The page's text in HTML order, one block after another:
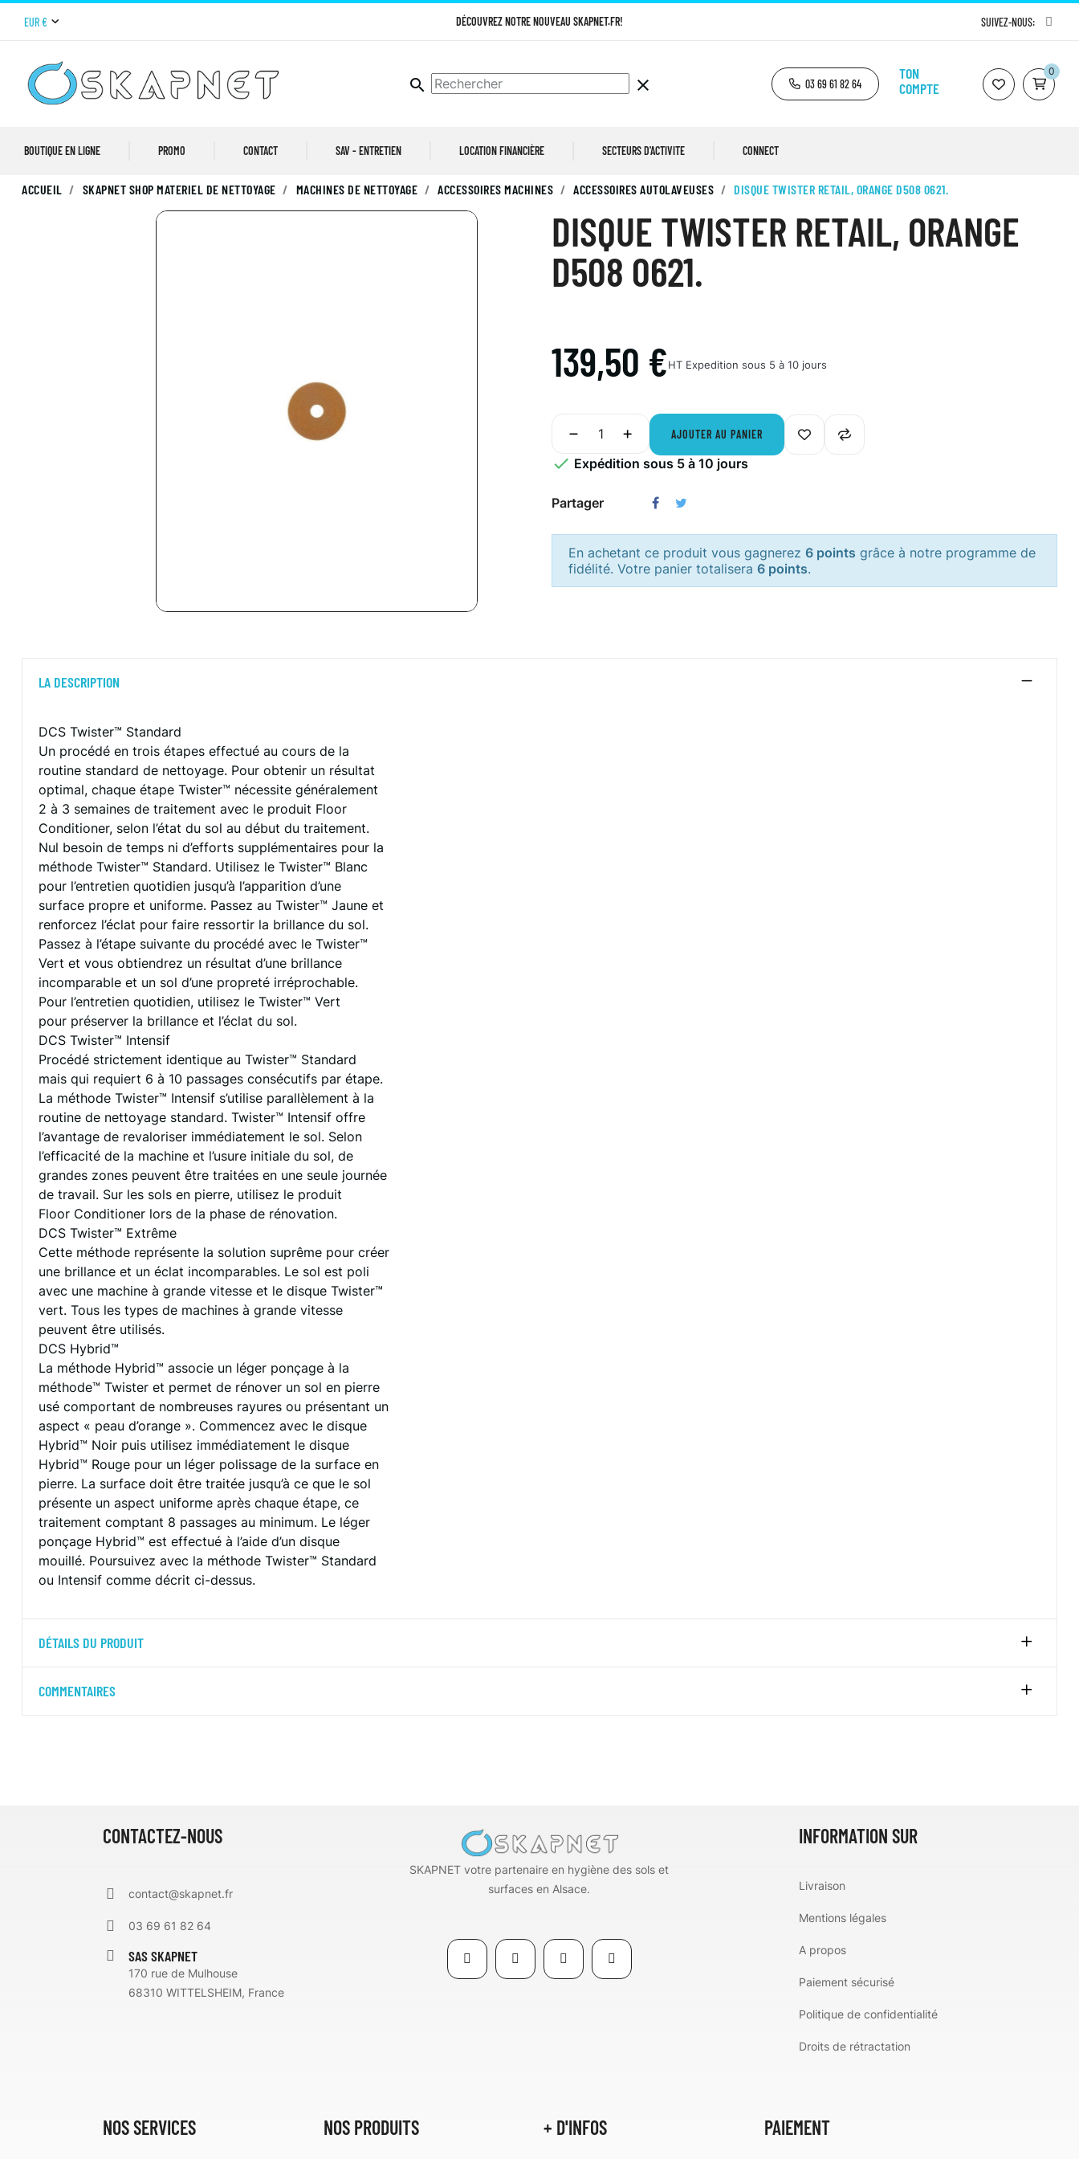
EUR € DÉCOUVREZ NOTRE NOUVEAU SKAPNET.FR! SUIVEZ-NOUS:
search clear 03 69 61 82 64
TON
COMPTE
0
BOUTIQUE EN LIGNE PROMO CONTACT SAV - ENTRETIEN LOCATION FINANCIÈRE SECTEURS D'ACTIVITE CONNECT
ACCUEIL SKAPNET SHOP MATERIEL DE NETTOYAGE MACHINES DE NETTOYAGE ACCESSOIRES MACHINES ACCESSOIRES AUTOLAVEUSES DISQUE TWISTER RETAIL, ORANGE D508 0621.
DISQUE TWISTER RETAIL, ORANGE
D508 0621.
139,50 €HT Expedition sous 5 à 10 jours
AJOUTER AU PANIER
 Expédition sous 5 à 10 jours
Partager
En achetant ce produit vous gagnerez 6 points grâce à notre programme de
fidélité. Votre panier totalisera 6 points.
LA DESCRIPTION
DCS Twister™ Standard
Un procédé en trois étapes effectué au cours de la
routine standard de nettoyage. Pour obtenir un résultat
optimal, chaque étape Twister™ nécessite généralement
2 à 3 semaines de traitement avec le produit Floor
Conditioner, selon l’état du sol au début du traitement.
Nul besoin de temps ni d’efforts supplémentaires pour la
méthode Twister™ Standard. Utilisez le Twister™ Blanc
pour l’entretien quotidien jusqu’à l’apparition d’une
surface propre et uniforme. Passez au Twister™ Jaune et
renforcez l’éclat pour faire ressortir la brillance du sol.
Passez à l’étape suivante du procédé avec le Twister™
Vert et vous obtiendrez un résultat d’une brillance
incomparable et un sol d’une propreté irréprochable.
Pour l’entretien quotidien, utilisez le Twister™ Vert
pour préserver la brillance et l’éclat du sol.
DCS Twister™ Intensif
Procédé strictement identique au Twister™ Standard
mais qui requiert 6 à 10 passages consécutifs par étape.
La méthode Twister™ Intensif s’utilise parallèlement à la
routine de nettoyage standard. Twister™ Intensif offre
l’avantage de revaloriser immédiatement le sol. Selon
l’efficacité de la machine et l’usure initiale du sol, de
grandes zones peuvent être traitées en une seule journée
de travail. Sur les sols en pierre, utilisez le produit
Floor Conditioner lors de la phase de rénovation.
DCS Twister™ Extrême
Cette méthode représente la solution suprême pour créer
une brillance et un éclat incomparables. Le sol est poli
avec une machine à grande vitesse et le disque Twister™
vert. Tous les types de machines à grande vitesse
peuvent être utilisés.
DCS Hybrid™
La méthode Hybrid™ associe un léger ponçage à la
méthode™ Twister et permet de rénover un sol en pierre
usé comportant de nombreuses rayures ou présentant un
aspect « peau d’orange ». Commencez avec le disque
Hybrid™ Noir puis utilisez immédiatement le disque
Hybrid™ Rouge pour un léger polissage de la surface en
pierre. La surface doit être traitée jusqu’à ce que le sol
présente un aspect uniforme après chaque étape, ce
traitement comptant 8 passages au minimum. Le léger
ponçage Hybrid™ est effectué à l’aide d’un disque
mouillé. Poursuivez avec la méthode Twister™ Standard
ou Intensif comme décrit ci-dessus.
DÉTAILS DU PRODUIT
COMMENTAIRES
CONTACTEZ-NOUS
contact@skapnet.fr
03 69 61 82 64
SAS SKAPNET
170 rue de Mulhouse
68310 WITTELSHEIM, France
SKAPNET votre partenaire en hygiène des sols et
surfaces en Alsace.
INFORMATION SUR
Livraison
Mentions légales
A propos
Paiement sécurisé
Politique de confidentialité
Droits de rétractation
NOS SERVICES NOS PRODUITS + D'INFOS PAIEMENT